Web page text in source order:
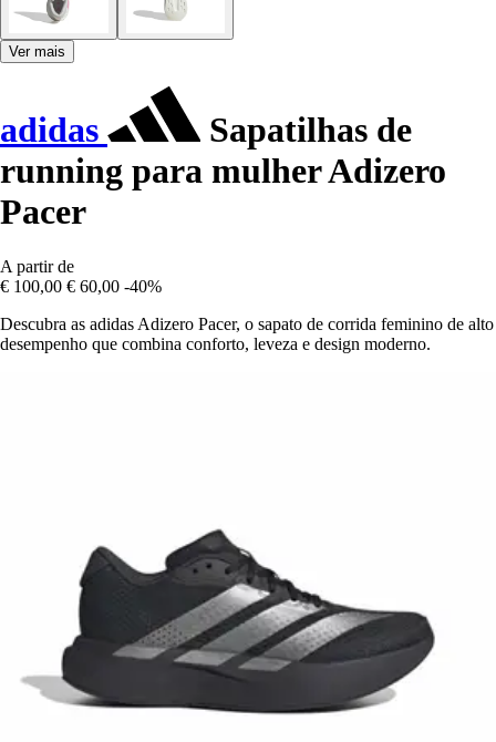
Ver mais
adidas
Sapatilhas de
running para mulher Adizero
Pacer
A partir de
€ 100,00 € 60,00 -40%
Descubra as adidas Adizero Pacer, o sapato de corrida feminino de alto
desempenho que combina conforto, leveza e design moderno.